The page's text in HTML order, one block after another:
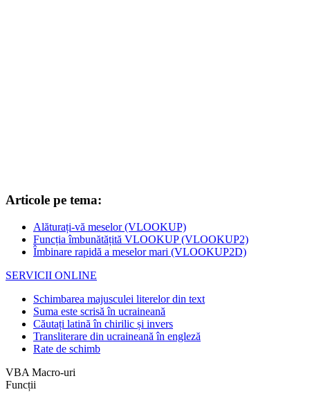
Articole pe tema:
Alăturați-vă meselor (VLOOKUP)
Funcția îmbunătățită VLOOKUP (VLOOKUP2)
Îmbinare rapidă a meselor mari (VLOOKUP2D)
SERVICII ONLINE
Schimbarea majusculei literelor din text
Suma este scrisă în ucraineană
Căutați latină în chirilic și invers
Transliterare din ucraineană în engleză
Rate de schimb
VBA Macro-uri
Funcții